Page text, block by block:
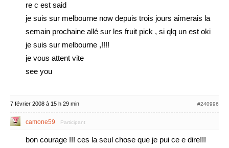
re c est said
je suis sur melbourne now depuis trois jours aimerais la
semain prochaine allé sur les fruit pick , si qlq un est oki
je suis sur melbourne ,!!!!
je vous attent vite
see you
7 février 2008 à 15 h 29 min #240996
camone59 Participant
bon courage !!! ces la seul chose que je pui ce e dire!!!